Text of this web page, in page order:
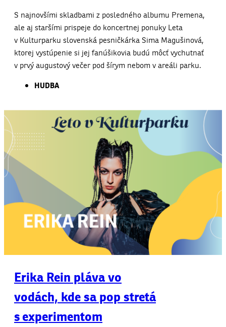
S najnovšími skladbami z posledného albumu Premena,
ale aj staršími prispeje do koncertnej ponuky Leta
v Kulturparku slovenská pesničkárka Sima Magušinová,
ktorej vystúpenie si jej fanúšikovia budú môcť vychutnať
v prvý augustový večer pod šírym nebom v areáli parku.
HUDBA
Erika Rein pláva vo
vodách, kde sa pop stretá
s experimentom